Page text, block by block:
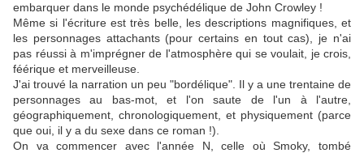
embarquer dans le monde psychédélique de John Crowley !
Même si l'écriture est très belle, les descriptions magnifiques, et
les personnages attachants (pour certains en tout cas), je n'ai
pas réussi à m'imprégner de l'atmosphère qui se voulait, je crois,
féérique et merveilleuse.
J'ai trouvé la narration un peu "bordélique". Il y a une trentaine de
personnages au bas-mot, et l'on saute de l'un à l'autre,
géographiquement, chronologiquement, et physiquement (parce
que oui, il y a du sexe dans ce roman !).
On va commencer avec l'année N, celle où Smoky, tombé